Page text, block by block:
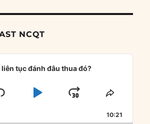
NCQT
liên tục đánh đâu thua đó?
PLAYJUMP
FORWARD
SHARE
10:21